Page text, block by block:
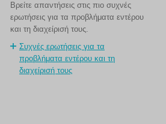
Βρείτε απαντήσεις στις πιο συχνές
ερωτήσεις για τα προβλήματα εντέρου
και τη διαχείρισή τους.
Συχνές ερωτήσεις για τα
προβλήματα εντέρου και τη
διαχείρισή τους